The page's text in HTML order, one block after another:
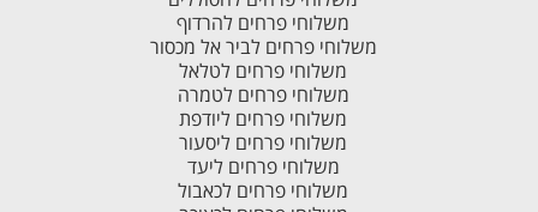
משלוחי פרחים להרדוף
משלוחי פרחים לביר אל מכסור
משלוחי פרחים לטלאל
משלוחי פרחים לטמרה
משלוחי פרחים ליודפת
משלוחי פרחים ליסעור
משלוחי פרחים ליעד
משלוחי פרחים לכאבול